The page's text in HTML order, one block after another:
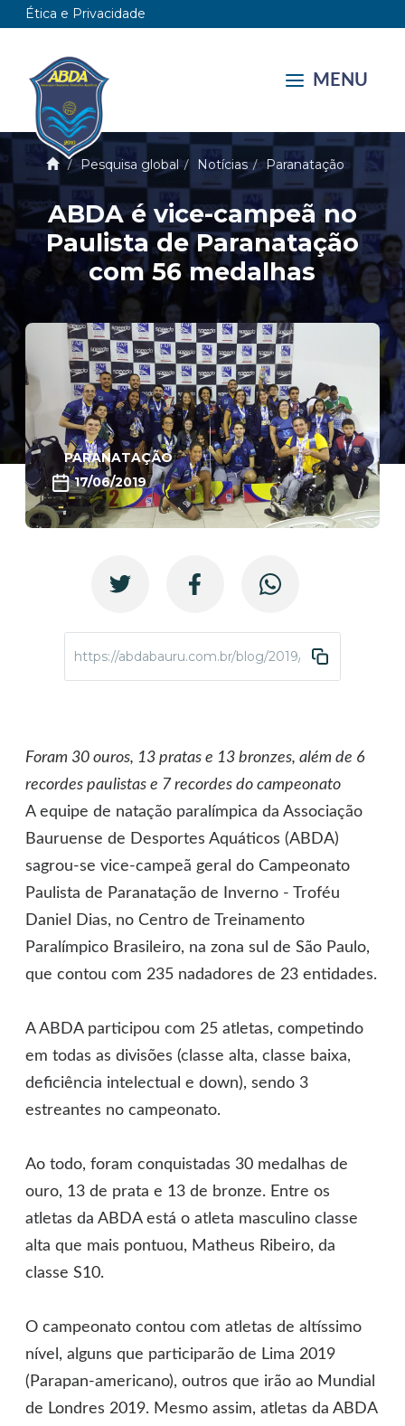
Ética e Privacidade
MENU
Pesquisa global Notícias Paranatação
ABDA é vice-campeã no
Paulista de Paranatação
com 56 medalhas
PARANATAÇÃO
17/06/2019
https://abdabauru.com.br/blog/2019/06/17/abda-e-
Foram 30 ouros, 13 pratas e 13 bronzes, além de 6
recordes paulistas e 7 recordes do campeonato
A equipe de natação paralímpica da Associação
Bauruense de Desportes Aquáticos (ABDA)
sagrou-se vice-campeã geral do Campeonato
Paulista de Paranatação de Inverno - Troféu
Daniel Dias, no Centro de Treinamento
Paralímpico Brasileiro, na zona sul de São Paulo,
que contou com 235 nadadores de 23 entidades.
A ABDA participou com 25 atletas, competindo
em todas as divisões (classe alta, classe baixa,
deficiência intelectual e down), sendo 3
estreantes no campeonato.
Ao todo, foram conquistadas 30 medalhas de
ouro, 13 de prata e 13 de bronze. Entre os
atletas da ABDA está o atleta masculino classe
alta que mais pontuou, Matheus Ribeiro, da
classe S10.
O campeonato contou com atletas de altíssimo
nível, alguns que participarão de Lima 2019
(Parapan-americano), outros que irão ao Mundial
de Londres 2019. Mesmo assim, atletas da ABDA